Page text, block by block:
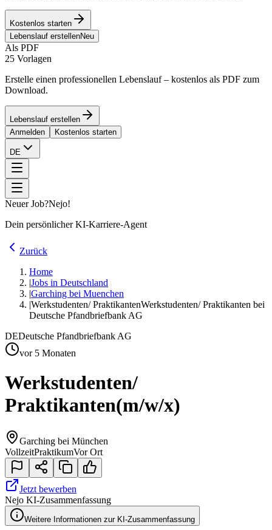
Kostenlos starten
Lebenslauf erstellenNeu
Als PDF
25 Vorlagen
Erstelle einen professionellen Lebenslauf – kostenlos als PDF zum
Download.
Lebenslauf erstellen
Anmelden
Kostenlos starten
DE
Neuer Job?Nejo!
Dein persönlicher KI-Karriere-Agent
Zurück
Home
|Jobs in Deutschland
|Garching bei Muenchen
|Werkstudenten/ PraktikantenWerkstudenten/ Praktikanten bei
Deutsche Pfandbriefbank AG
DEDeutsche Pfandbriefbank AG
vor 5 Monaten
Werkstudenten/
Praktikanten(m/w/x)
Garching bei München
VollzeitPraktikumVor Ort
Jetzt bewerben
Nejo KI-Zusammenfassung
Weitere Informationen zur KI-Zusammenfassung